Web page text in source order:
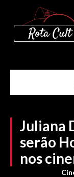
Juliana
serão
nos